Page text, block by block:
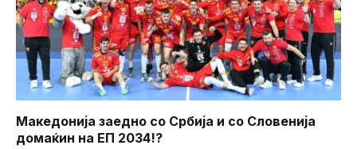
Македонија заедно со Србија и со Словенија
домаќин на ЕП 2034!?